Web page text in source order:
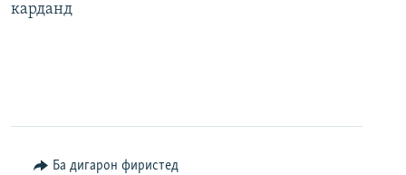
карданд
Ба дигарон фиристед